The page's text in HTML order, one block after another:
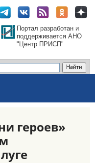
Портал разработан и
поддерживается АНО
"Центр ПРИСП"
героев»